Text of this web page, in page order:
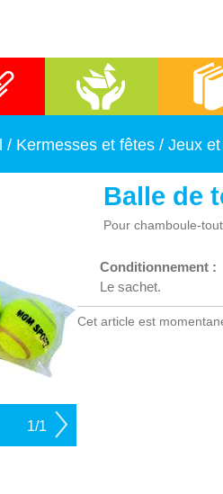
Activités manuelles
/ Kermesses et fêtes / Jeux
Balle de
1/1
Pour chamboule-
Conditionnement :
Le sachet.
Cet article est